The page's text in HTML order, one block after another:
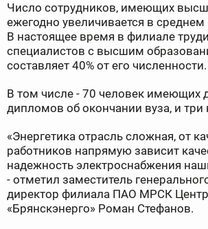
Число сотрудников, имеющих
ежегодно увеличивается в среднем
В настоящее время в филиале
специалистов с высшим
составляет 40% от его численности.
В том числе - 70 человек имеющих
дипломов об окончании вуза, и три
«Энергетика отрасль сложная, от
работников напрямую зависит
надежность электроснабжения
- отметил заместитель
директор филиала ПАО МРСК
«Брянскэнерго» Роман Стефанов.